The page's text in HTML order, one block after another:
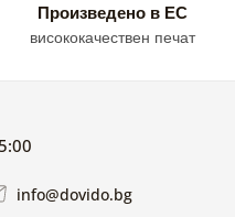
Произведено в ЕС
висококачествен печат
info@dovido.bg